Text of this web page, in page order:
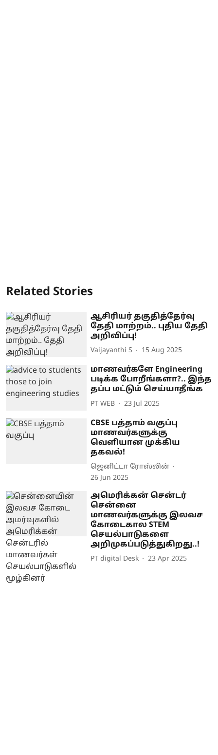
Related Stories
ஆசிரியர் தகுதித்தேர்வு
தேதி மாற்றம்.. புதிய தேதி
அறிவிப்பு!
Vaijayanthi S 15 Aug 2025
மாணவர்களே Engineering
படிக்க போறீங்களா?.. இந்த
தப்ப மட்டும் செய்யாதீங்க
PT WEB 23 Jul 2025
CBSE பத்தாம் வகுப்பு
மாணவர்களுக்கு
வெளியான முக்கிய
தகவல்!
ஜெனிட்டா ரோஸ்லின்
26 Jun 2025
அமெரிக்கன் சென்டர்
சென்னை
மாணவர்களுக்கு இலவச
கோடைகால STEM
செயல்பாடுகளை
அறிமுகப்படுத்துகிறது..!
PT digital Desk 23 Apr 2025